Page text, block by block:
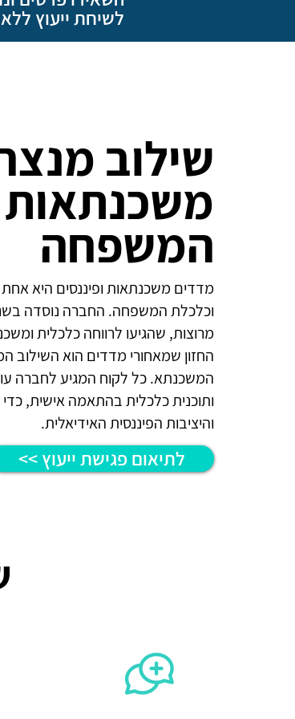
לשיחת ייעוץ
שילוב
המשפחה
מדדים משכנתאות ופיננסים היא
מרוצות, שהגיעו לרווחה כלכלית
החזון שמאחורי מדדים הוא השילוב
המשכנתא. כל לקוח המגיע לחברה
ותוכנית כלכלית בהתאמה אישית,
והיציבות הפיננסית האידיאלית.
<< לתיאום פגישת ייעוץ